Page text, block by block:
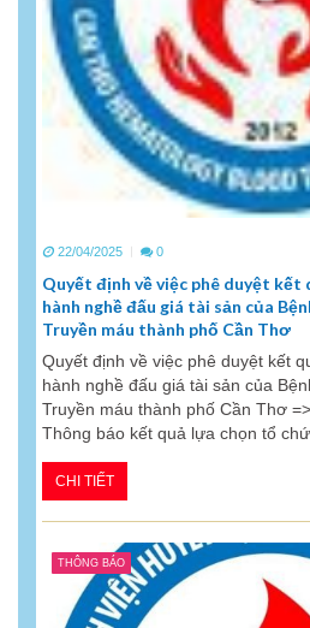
22/04/2025 0
Quyết định về việc phê duyệt kết
hành nghề đấu giá tài sản của
Truyền máu thành phố Cần Thơ
Quyết định về việc phê duyệt kết
hành nghề đấu giá tài sản của
Truyền máu thành phố Cần Thơ
Thông báo kết quả lựa chọn tổ
CHI TIẾT
THÔNG BÁO